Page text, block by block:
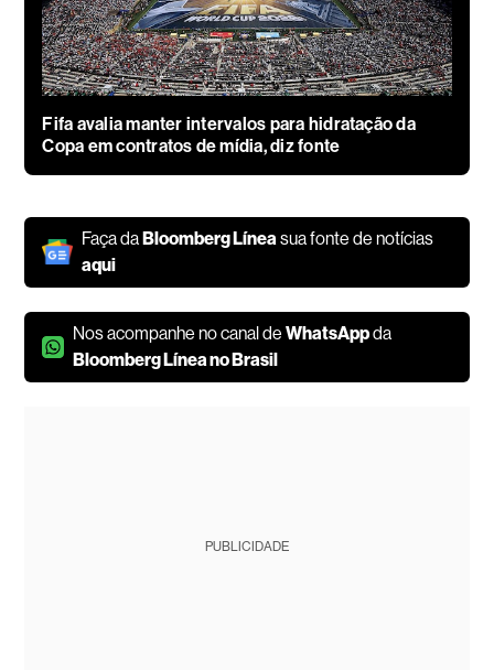
Fifa avalia manter intervalos para hidratação da
Copa em contratos de mídia, diz fonte
Faça daBloomberg Línea sua fonte de notícias
aqui
Nos acompanhe no canal deWhatsAppda
Bloomberg Línea no Brasil
PUBLICIDADE